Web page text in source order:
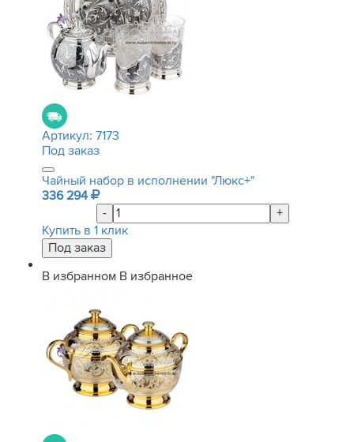
Артикул: 7173
Под заказ
Чайный набор в исполнении "Люкс+"
336 294
-
+
Купить в 1 клик
В избранном В избранное